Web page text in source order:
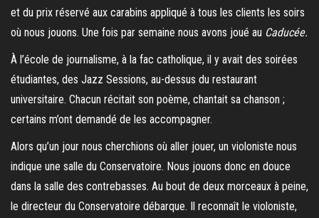
et du prix réservé aux carabins appliqué à tous les clients les soirs
où nous jouons. Une fois par semaine nous avons joué au Caducée.
À l’école de journalisme, à la fac catholique, il y avait des soirées
étudiantes, des Jazz Sessions, au-dessus du restaurant
universitaire. Chacun récitait son poème, chantait sa chanson ;
certains m’ont demandé de les accompagner.
Alors qu’un jour nous cherchions où aller jouer, un violoniste nous
indique une salle du Conservatoire. Nous jouons donc en douce
dans la salle des contrebasses. Au bout de deux morceaux à peine,
le directeur du Conservatoire débarque. Il reconnaît le violoniste,